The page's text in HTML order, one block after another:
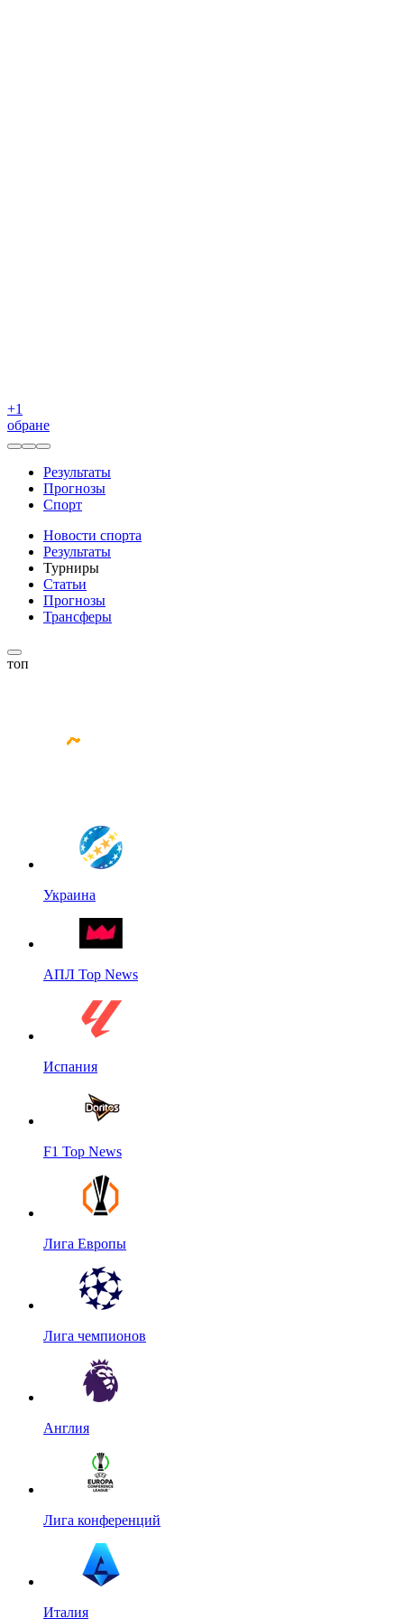
+1
обране
Результаты
Прогнозы
Спорт
Новости спорта
Результаты
Турниры
Статьи
Прогнозы
Трансферы
топ
Украина
АПЛ Top News
Испания
F1 Top News
Лига Европы
Лига чемпионов
Англия
Лига конференций
Италия